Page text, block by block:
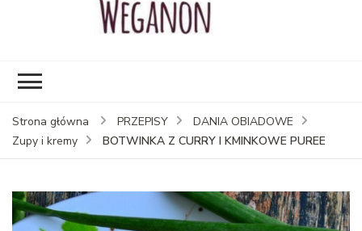
Strona główna PRZEPISY
DANIA OBIADOWE
Zupy i kremy
BOTWINKA Z CURRY I KMINKOWE PUREE